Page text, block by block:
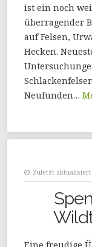
ist ein noch
überragender
auf Felsen,
Hecken.
Neufunden…
Zuletzt aktualisiert: